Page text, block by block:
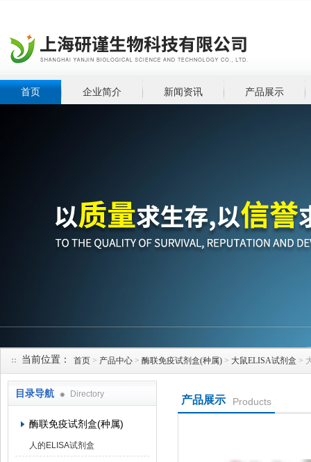
首页 企业简介 新闻资讯 产品展示
当前位置： 首页 > 产品中心 > 酶联免疫试剂盒(种属) > 大鼠ELISA试剂盒 >
目录导航 Directory
酶联免疫试剂盒(种属)
人的ELISA试剂盒
产品展示 Products